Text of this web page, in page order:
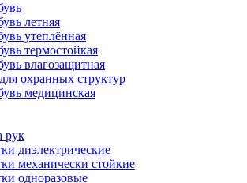
летняя
утеплённая
термостойкая
влагозащитная
охранных структур
медицинская
рук
диэлектрические
механически стойкие
одноразовые